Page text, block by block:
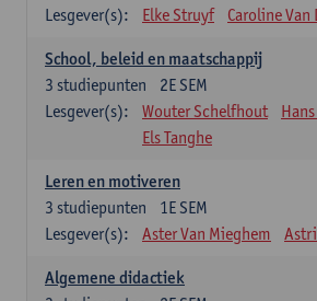
Lesgever(s):
Elke Struyf Caroline Van
School, beleid en maatschappij
2E SEM
3 studiepunten
Lesgever(s):
Wouter Schelfhout
Els Tanghe
Leren en motiveren
1E SEM
3 studiepunten
Lesgever(s):
Aster Van Mieghem
Algemene didactiek